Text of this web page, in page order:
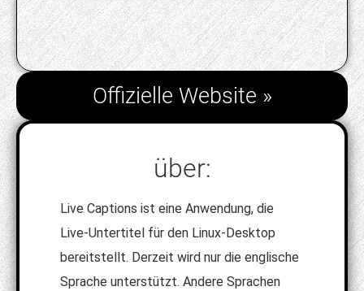
Offizielle Website »
über:
Live Captions ist eine Anwendung, die
Live-Untertitel für den Linux-Desktop
bereitstellt. Derzeit wird nur die englische
Sprache unterstützt. Andere Sprachen